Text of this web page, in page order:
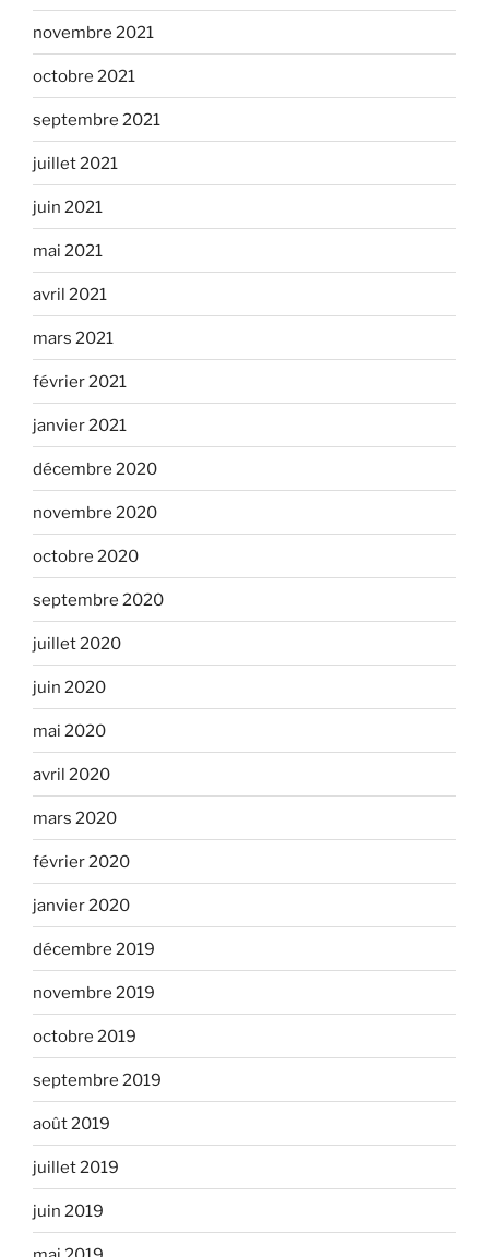
novembre 2021
octobre 2021
septembre 2021
juillet 2021
juin 2021
mai 2021
avril 2021
mars 2021
février 2021
janvier 2021
décembre 2020
novembre 2020
octobre 2020
septembre 2020
juillet 2020
juin 2020
mai 2020
avril 2020
mars 2020
février 2020
janvier 2020
décembre 2019
novembre 2019
octobre 2019
septembre 2019
août 2019
juillet 2019
juin 2019